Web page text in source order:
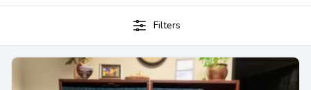
Filters